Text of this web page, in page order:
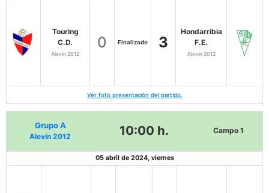
Touring
C.D.
Alevín 2012
0 Finalizado 3
Hondarribia
F.E.
Alevín 2012
Ver foto presentación del partido.
Grupo A
Alevín 2012 10:00 h. Campo 1
05 abril de 2024, viernes